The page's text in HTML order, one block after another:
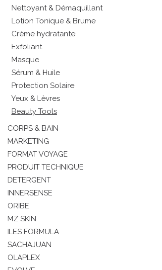
Nettoyant & Démaquillant
Lotion Tonique & Brume
Crème hydratante
Exfoliant
Masque
Sérum & Huile
Protection Solaire
Yeux & Lèvres
Beauty Tools
CORPS & BAIN
MARKETING
FORMAT VOYAGE
PRODUIT TECHNIQUE
DETERGENT
INNERSENSE
ORIBE
MZ SKIN
ILES FORMULA
SACHAJUAN
OLAPLEX